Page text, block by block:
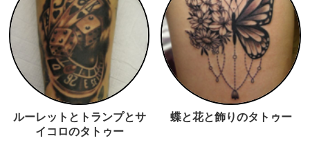
ルーレットとトランプとサ
イコロのタトゥー
蝶と花と飾りのタトゥー